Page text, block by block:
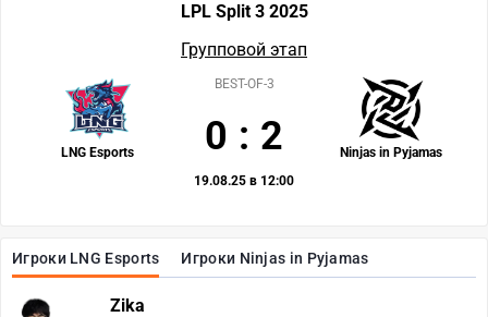
Игроки LNG Esports Игроки Ninjas in Pyjamas
Zika
LPL Split 3 2025
Групповой этап
LNG Esports Ninjas in Pyjamas
BEST-OF-3
0 : 2
19.08.25 в 12:00